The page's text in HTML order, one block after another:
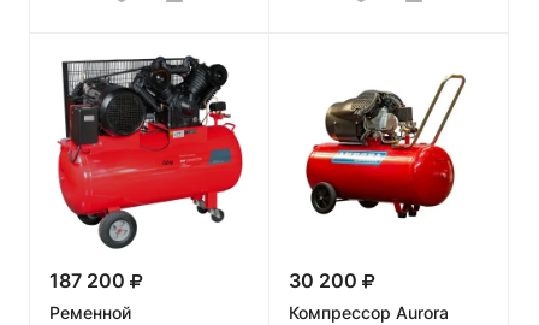
187 200
Ременной
30 200
Компрессор Aurora